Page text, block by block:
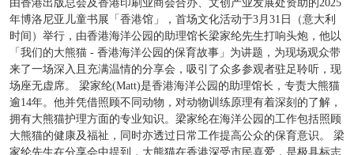
由香港出版总会及香港印刷业商会合办、文创产业发展处资助的2025
年博洛尼亚儿童书展「香港馆」，首场文化活动于3月31日（意大利
时间）举行，由香港海洋公园的助理馆长梁家纶先生打响头炮，他以
「我们的大熊猫 - 香港海洋公园的保育故事」为讲题，为现场观众带
来了一场深入且充满温情的分享会，吸引了众多参观者驻足聆听，现
场座无虚席。 梁家纶(Matt)是香港海洋公园的助理馆长，专责大熊猫
逾14年。他并凭借照顾不同动物，对动物训练原理有着深刻的了解，
拥有大熊猫护理方面的专业知识。梁家纶在海洋公园的工作包括照顾
大熊猫的健康及福祉，同时亦透过日常工作提高公众的保育意识。 梁
家纶先生在分享会中提到，大熊猫在香港深受市民喜爱，是极具标志